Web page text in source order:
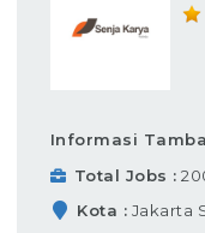
Informasi
Total Jobs
Kota
Jakarta